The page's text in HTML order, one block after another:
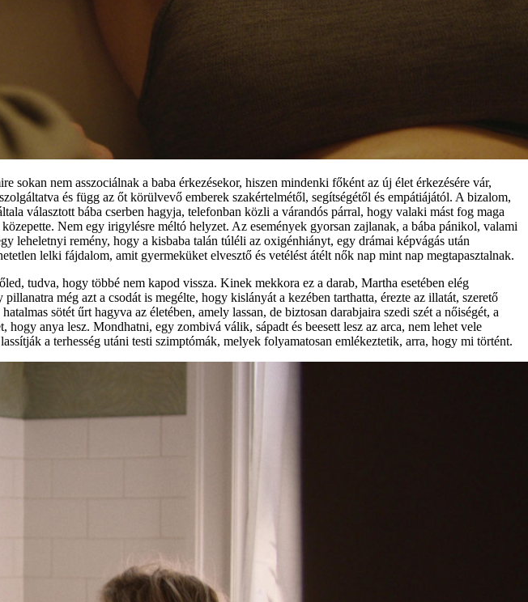
nem asszociálnak a baba érkezésekor, hiszen mindenki főként az új élet érkezésére vár,
és függ az őt körülvevő emberek szakértelmétől, segítségétől és empátiájától. A bizalom,
választott bába cserben hagyja, telefonban közli a várandós párral, hogy valaki mást fog maga
Nem egy irigylésre méltó helyzet. Az események gyorsan zajlanak, a bába pánikol, valami
leheletnyi remény, hogy a kisbaba talán túléli az oxigénhiányt, egy drámai képvágás után
lelki fájdalom, amit gyermeküket elvesztő és vetélést átélt nők nap mint nap megtapasztalnak.
tudva, hogy többé nem kapod vissza. Kinek mekkora ez a darab, Martha esetében elég
még azt a csodát is megélte, hogy kislányát a kezében tarthatta, érezte az illatát, szerető
sötét űrt hagyva az életében, amely lassan, de biztosan darabjaira szedi szét a nőiségét, a
anya lesz. Mondhatni, egy zombivá válik, sápadt és beesett lesz az arca, nem lehet vele
a terhesség utáni testi szimptómák, melyek folyamatosan emlékeztetik, arra, hogy mi történt.